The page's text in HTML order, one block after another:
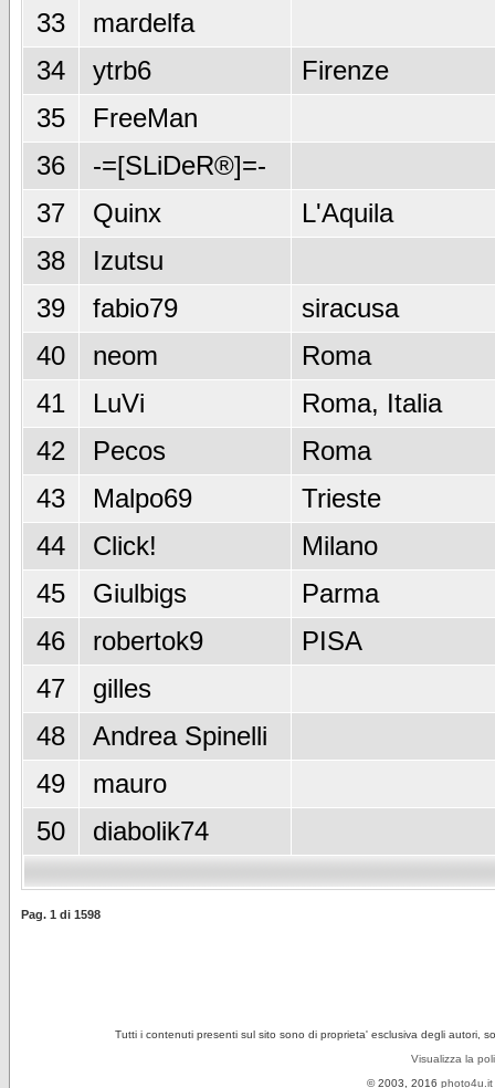
33
mardelfa
34
ytrb6
Firenze
35
FreeMan
36
-=[SLiDeR®]=-
37
Quinx
L'Aquila
38
Izutsu
39
fabio79
siracusa
40
neom
Roma
41
LuVi
Roma, Italia
42
Pecos
Roma
43
Malpo69
Trieste
44
Click!
Milano
45
Giulbigs
Parma
46
robertok9
PISA
47
gilles
48
Andrea Spinelli
49
mauro
50
diabolik74
Pag. 1 di 1598
Tutti i contenuti presenti sul sito sono di proprieta' esclusiva degli autori,
Visualizza la
© 2003, 2016 photo4u.it